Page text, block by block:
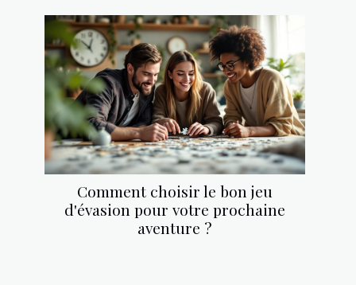
Comment choisir le bon jeu
d'évasion pour votre prochaine
aventure ?